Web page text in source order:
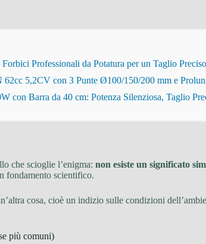
Professionali da Potatura per un Taglio
5,2CV con 3 Punte Ø100/150/200 mm e
con Barra da 40 cm: Potenza Silenziosa, Taglio
che scioglie l’enigma: non esiste un significato
fondamento scientifico.
cosa, cioè un indizio sulle condizioni
più comuni)